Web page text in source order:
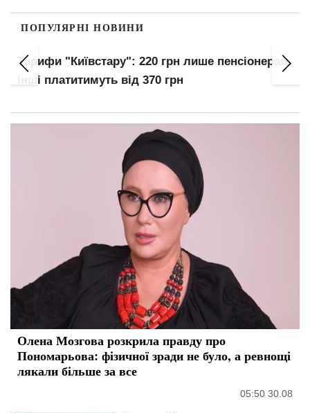
ПОПУЛЯРНІ НОВИНИ
Тарифи "Київстару": 220 грн лише пенсіонерам,
інші платитимуть від 370 грн
Олена Мозгова розкрила правду про
Пономарьова: фізичної зради не було, а ревнощі
лякали більше за все
05:50 30.08